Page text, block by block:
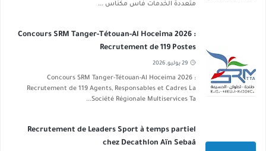
متعددة الخدمات فاس مكناس ...
Concours SRM Tanger-Tétouan-Al Hoceima 2026 :
Recrutement de 119 Postes
29 يوليو, 2026
Concours SRM Tanger-Tétouan-Al Hoceima 2026 :
Recrutement de 119 Agents, Responsables et Cadres La
Société Régionale Multiservices Ta...
Recrutement de Leaders Sport à temps partiel
chez Decathlon Aïn Sebaâ